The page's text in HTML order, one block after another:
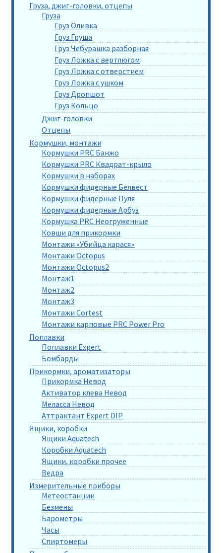
Груза, джиг-головки, отцепы
Груза
Груз Оливка
Груз Груша
Груз Чебурашка разборная
Груз Ложка с вертлюгом
Груз Ложка с отверстием
Груз Ложка с ушком
Груз Дропшот
Груз Кольцо
Джиг-головки
Отцепы
Кормушки, монтажи
Кормушки PRC Банжо
Кормушки PRC Квадрат-крыло
Кормушки в наборах
Кормушки фидерные Белвест
Кормушки фидерные Пуля
Кормушки фидерные Арбуз
Кормушка PRC Неогруженные
Ковши для прикормки
Монтажи «Убийца карася»
Монтажи Octopus
Монтажи Octopus2
Монтаж1
Монтаж2
Монтаж3
Монтажи Cortest
Монтажи карповые PRC Power Pro
Поплавки
Поплавки Expert
Бомбарды
Прикормки, ароматизаторы
Прикормка Невод
Активатор клева Невод
Меласса Невод
Аттрактант Expert DIP
Ящики, коробки
Ящики Aquatech
Коробки Aquatech
Ящики, коробки прочее
Ведра
Измерительные приборы
Метеостанции
Безмены
Барометры
Часы
Спиртомеры